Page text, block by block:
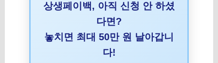
상생페이백, 아직 신청 안 하셨
다면?
놓치면 최대 50만 원 날아갑니
다!